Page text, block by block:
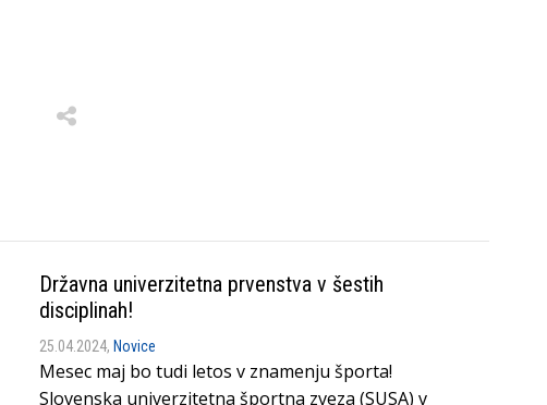
Državna univerzitetna prvenstva v šestih
disciplinah!
25.04.2024, Novice
Mesec maj bo tudi letos v znamenju športa!
Slovenska univerzitetna športna zveza (SUSA) v